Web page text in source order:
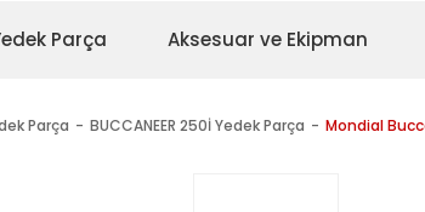
Parça Aksesuar ve Ekipman
Parça BUCCANEER 250İ Yedek Parça Mondial